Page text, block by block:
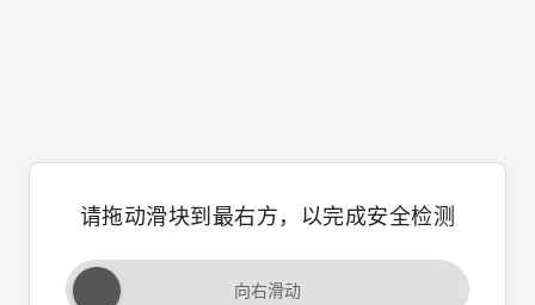
请拖动滑块到最右方，以完成安全检测
向右滑动